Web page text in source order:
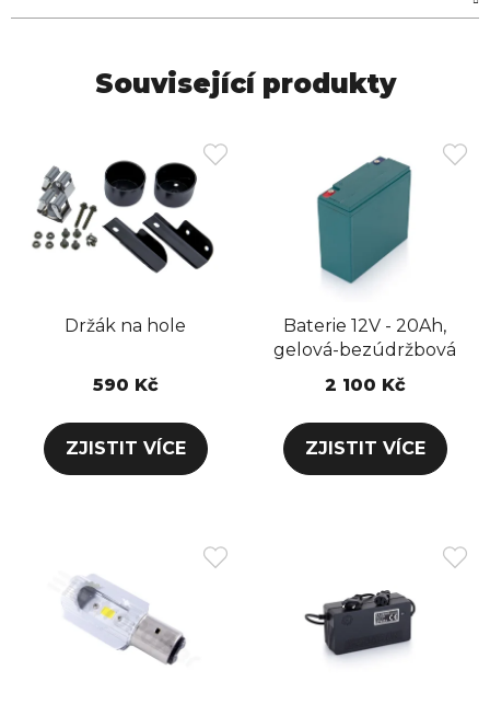
Související produkty
Držák na hole
590 Kč
Baterie 12V - 20Ah,
gelová-bezúdržbová
2 100 Kč